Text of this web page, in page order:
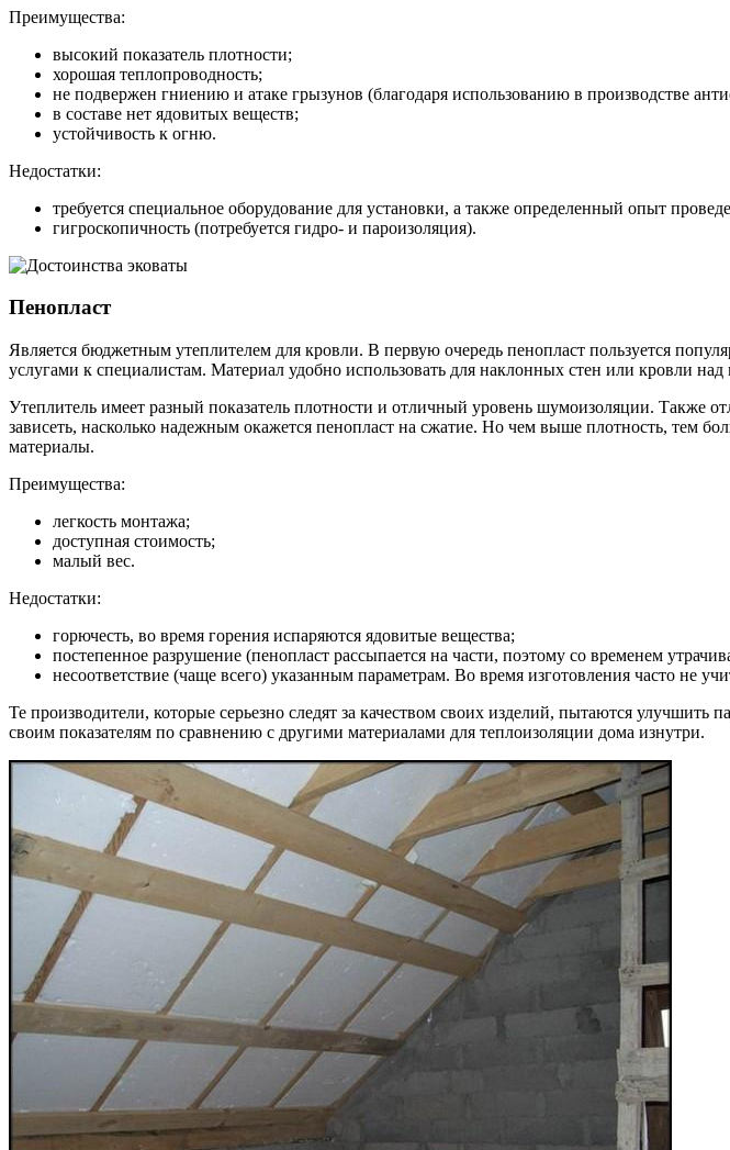
Преимущества:
высокий показатель плотности;
хорошая теплопроводность;
не подвержен гниению и атаке грызунов (благодаря использованию в производстве
в составе нет ядовитых веществ;
устойчивость к огню.
Недостатки:
требуется специальное оборудование для установки, а также определенный опыт
гигроскопичность (потребуется гидро- и пароизоляция).
Пенопласт
Является бюджетным утеплителем для кровли. В первую очередь пенопласт пользуется
услугами к специалистам. Материал удобно использовать для наклонных стен или кровли
Утеплитель имеет разный показатель плотности и отличный уровень шумоизоляции. Также
зависеть, насколько надежным окажется пенопласт на сжатие. Но чем выше плотность, тем
материалы.
Преимущества:
легкость монтажа;
доступная стоимость;
малый вес.
Недостатки:
горючесть, во время горения испаряются ядовитые вещества;
постепенное разрушение (пенопласт рассыпается на части, поэтому со временем
несоответствие (чаще всего) указанным параметрам. Во время изготовления часто не
Те производители, которые серьезно следят за качеством своих изделий, пытаются
своим показателям по сравнению с другими материалами для теплоизоляции дома изнутри.